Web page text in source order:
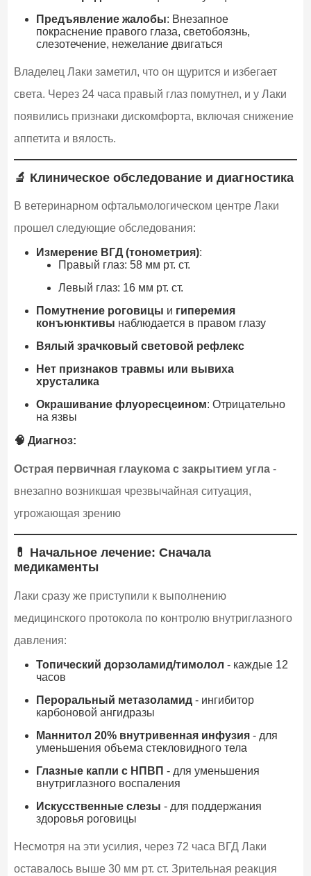
Предъявление жалобы: Внезапное
покраснение правого глаза, светобоязнь,
слезотечение, нежелание двигаться
Владелец Лаки заметил, что он щурится и избегает
света. Через 24 часа правый глаз помутнел, и у Лаки
появились признаки дискомфорта, включая снижение
аппетита и вялость.
🔬 Клиническое обследование и диагностика
В ветеринарном офтальмологическом центре Лаки
прошел следующие обследования:
Измерение ВГД (тонометрия):
Правый глаз: 58 мм рт. ст.
Левый глаз: 16 мм рт. ст.
Помутнение роговицы и гиперемия
конъюнктивы наблюдается в правом глазу
Вялый зрачковый световой рефлекс
Нет признаков травмы или вывиха
хрусталика
Окрашивание флуоресцеином: Отрицательно
на язвы
🧠 Диагноз:
Острая первичная глаукома с закрытием угла-
внезапно возникшая чрезвычайная ситуация,
угрожающая зрению
💊 Начальное лечение: Сначала
медикаменты
Лаки сразу же приступили к выполнению
медицинского протокола по контролю внутриглазного
давления:
Топический дорзоламид/тимолол - каждые 12
часов
Пероральный метазоламид- ингибитор
карбоновой ангидразы
Маннитол 20% внутривенная инфузия- для
уменьшения объема стекловидного тела
Глазные капли с НПВП - для уменьшения
внутриглазного воспаления
Искусственные слезы - для поддержания
здоровья роговицы
Несмотря на эти усилия, через 72 часа ВГД Лаки
оставалось выше 30 мм рт. ст. Зрительная реакция